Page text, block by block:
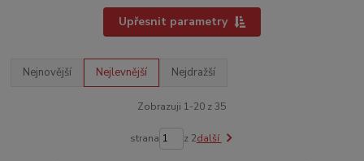
Upřesnit parametry
Nejnovější Nejlevnější Nejdražší
Zobrazuji 1-20 z 35
strana z 2další